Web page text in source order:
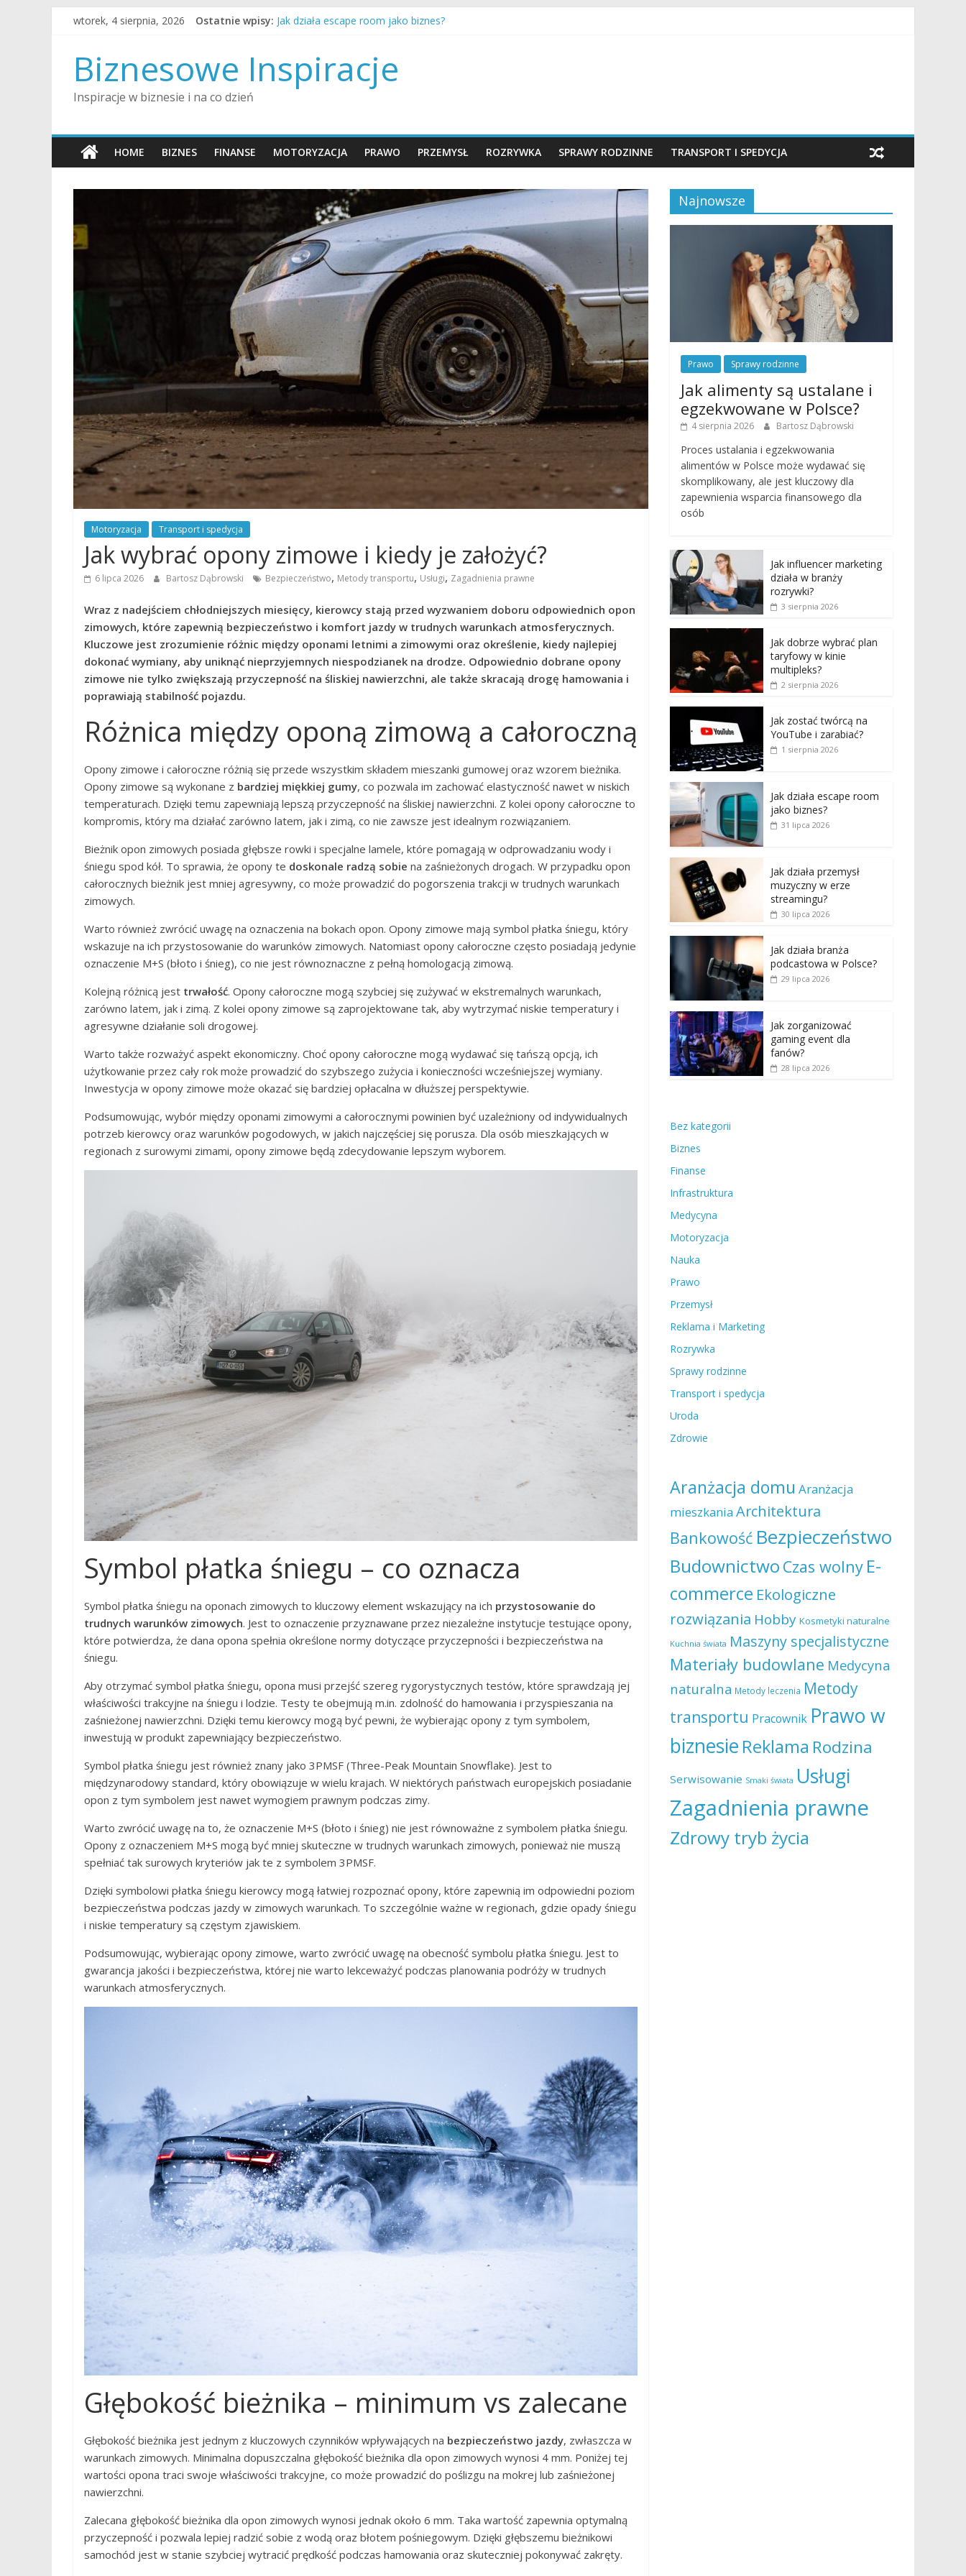
Skipwtorek, 4 sierpnia, 2026 Ostatnie wpisy: Jak działa escape room jako biznes?
Jak dobrze wybrać plan taryfowy w kinie multipleks?
Jak zostać twórcą na YouTube i zarabiać?
Biznesowe Inspiracje
Inspiracje w biznesie i na co dzień
HOME BIZNES FINANSE MOTORYZACJA PRAWO PRZEMYSŁ ROZRYWKA SPRAWY RODZINNE TRANSPORT I SPEDYCJA
Motoryzacja Transport i spedycja
Jak wybrać opony zimowe i kiedy je założyć?
6 lipca 2026 Bartosz Dąbrowski Bezpieczeństwo, Metody transportu, Usługi, Zagadnienia prawne
Wraz z nadejściem chłodniejszych miesięcy, kierowcy stają przed wyzwaniem doboru odpowiednich opon
zimowych, które zapewnią bezpieczeństwo i komfort jazdy w trudnych warunkach atmosferycznych.
Kluczowe jest zrozumienie różnic między oponami letnimi a zimowymi oraz określenie, kiedy najlepiej
dokonać wymiany, aby uniknąć nieprzyjemnych niespodzianek na drodze. Odpowiednio dobrane opony
zimowe nie tylko zwiększają przyczepność na śliskiej nawierzchni, ale także skracają drogę hamowania i
poprawiają stabilność pojazdu.
Różnica między oponą zimową a całoroczną
Opony zimowe i całoroczne różnią się przede wszystkim składem mieszanki gumowej oraz wzorem bieżnika.
Opony zimowe są wykonane z bardziej miękkiej gumy, co pozwala im zachować elastyczność nawet w niskich
temperaturach. Dzięki temu zapewniają lepszą przyczepność na śliskiej nawierzchni. Z kolei opony całoroczne to
kompromis, który ma działać zarówno latem, jak i zimą, co nie zawsze jest idealnym rozwiązaniem.
Bieżnik opon zimowych posiada głębsze rowki i specjalne lamele, które pomagają w odprowadzaniu wody i
śniegu spod kół. To sprawia, że opony te doskonale radzą sobie na zaśnieżonych drogach. W przypadku opon
całorocznych bieżnik jest mniej agresywny, co może prowadzić do pogorszenia trakcji w trudnych warunkach
zimowych.
Warto również zwrócić uwagę na oznaczenia na bokach opon. Opony zimowe mają symbol płatka śniegu, który
wskazuje na ich przystosowanie do warunków zimowych. Natomiast opony całoroczne często posiadają jedynie
oznaczenie M+S (błoto i śnieg), co nie jest równoznaczne z pełną homologacją zimową.
Kolejną różnicą jest trwałość. Opony całoroczne mogą szybciej się zużywać w ekstremalnych warunkach,
zarówno latem, jak i zimą. Z kolei opony zimowe są zaprojektowane tak, aby wytrzymać niskie temperatury i
agresywne działanie soli drogowej.
Warto także rozważyć aspekt ekonomiczny. Choć opony całoroczne mogą wydawać się tańszą opcją, ich
użytkowanie przez cały rok może prowadzić do szybszego zużycia i konieczności wcześniejszej wymiany.
Inwestycja w opony zimowe może okazać się bardziej opłacalna w dłuższej perspektywie.
Podsumowując, wybór między oponami zimowymi a całorocznymi powinien być uzależniony od indywidualnych
potrzeb kierowcy oraz warunków pogodowych, w jakich najczęściej się porusza. Dla osób mieszkających w
regionach z surowymi zimami, opony zimowe będą zdecydowanie lepszym wyborem.
Symbol płatka śniegu – co oznacza
Symbol płatka śniegu na oponach zimowych to kluczowy element wskazujący na ich przystosowanie do
trudnych warunków zimowych. Jest to oznaczenie przyznawane przez niezależne instytucje testujące opony,
które potwierdza, że dana opona spełnia określone normy dotyczące przyczepności i bezpieczeństwa na
śniegu.
Aby otrzymać symbol płatka śniegu, opona musi przejść szereg rygorystycznych testów, które sprawdzają jej
właściwości trakcyjne na śniegu i lodzie. Testy te obejmują m.in. zdolność do hamowania i przyspieszania na
zaśnieżonej nawierzchni. Dzięki temu kierowcy mogą być pewni, że wybierając opony z tym symbolem,
inwestują w produkt zapewniający bezpieczeństwo.
Symbol płatka śniegu jest również znany jako 3PMSF (Three-Peak Mountain Snowflake). Jest to
międzynarodowy standard, który obowiązuje w wielu krajach. W niektórych państwach europejskich posiadanie
opon z tym symbolem jest nawet wymogiem prawnym podczas zimy.
Warto zwrócić uwagę na to, że oznaczenie M+S (błoto i śnieg) nie jest równoważne z symbolem płatka śniegu.
Opony z oznaczeniem M+S mogą być mniej skuteczne w trudnych warunkach zimowych, ponieważ nie muszą
spełniać tak surowych kryteriów jak te z symbolem 3PMSF.
Dzięki symbolowi płatka śniegu kierowcy mogą łatwiej rozpoznać opony, które zapewnią im odpowiedni poziom
bezpieczeństwa podczas jazdy w zimowych warunkach. To szczególnie ważne w regionach, gdzie opady śniegu
i niskie temperatury są częstym zjawiskiem.
Podsumowując, wybierając opony zimowe, warto zwrócić uwagę na obecność symbolu płatka śniegu. Jest to
gwarancja jakości i bezpieczeństwa, której nie warto lekceważyć podczas planowania podróży w trudnych
warunkach atmosferycznych.
Głębokość bieżnika – minimum vs zalecane
Głębokość bieżnika jest jednym z kluczowych czynników wpływających na bezpieczeństwo jazdy, zwłaszcza w
warunkach zimowych. Minimalna dopuszczalna głębokość bieżnika dla opon zimowych wynosi 4 mm. Poniżej tej
wartości opona traci swoje właściwości trakcyjne, co może prowadzić do poślizgu na mokrej lub zaśnieżonej
nawierzchni.
Zalecana głębokość bieżnika dla opon zimowych wynosi jednak około 6 mm. Taka wartość zapewnia optymalną
przyczepność i pozwala lepiej radzić sobie z wodą oraz błotem pośniegowym. Dzięki głębszemu bieżnikowi
samochód jest w stanie szybciej wytracić prędkość podczas hamowania oraz skuteczniej pokonywać zakręty.
Najnowsze
Prawo Sprawy rodzinne
Jak alimenty są ustalane i
egzekwowane w Polsce?
4 sierpnia 2026 Bartosz Dąbrowski
Proces ustalania i egzekwowania
alimentów w Polsce może wydawać się
skomplikowany, ale jest kluczowy dla
zapewnienia wsparcia finansowego dla
osób
Jak influencer marketing
działa w branży
rozrywki?
3 sierpnia 2026
Jak dobrze wybrać plan
taryfowy w kinie
multipleks?
2 sierpnia 2026
Jak zostać twórcą na
YouTube i zarabiać?
1 sierpnia 2026
Jak działa escape room
jako biznes?
31 lipca 2026
Jak działa przemysł
muzyczny w erze
streamingu?
30 lipca 2026
Jak działa branża
podcastowa w Polsce?
29 lipca 2026
Jak zorganizować
gaming event dla
fanów?
28 lipca 2026
Bez kategorii
Biznes
Finanse
Infrastruktura
Medycyna
Motoryzacja
Nauka
Prawo
Przemysł
Reklama i Marketing
Rozrywka
Sprawy rodzinne
Transport i spedycja
Uroda
Zdrowie
Aranżacja domu Aranżacja
mieszkaniaArchitektura
Bankowość Bezpieczeństwo
Budownictwo Czas wolny E-
commerce Ekologiczne
rozwiązania Hobby Kosmetyki naturalne
Kuchnia świata Maszyny specjalistyczne
Materiały budowlane Medycyna
naturalna Metody leczenia Metody
transportu Pracownik Prawo w
biznesie Reklama Rodzina
Serwisowanie Smaki świata Usługi
Zagadnienia prawne
Zdrowy tryb życia